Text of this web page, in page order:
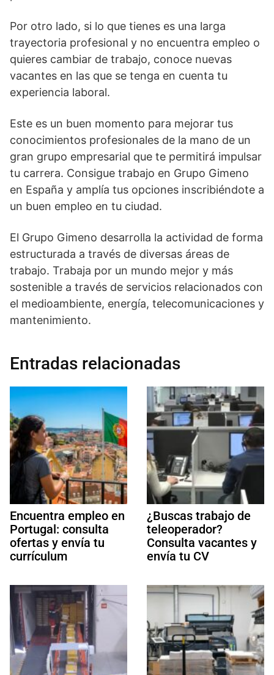
Por otro lado, si lo que tienes es una larga
trayectoria profesional y no encuentra empleo o
quieres cambiar de trabajo, conoce nuevas
vacantes en las que se tenga en cuenta tu
experiencia laboral.
Este es un buen momento para mejorar tus
conocimientos profesionales de la mano de un
gran grupo empresarial que te permitirá impulsar
tu carrera. Consigue trabajo en Grupo Gimeno
en España y amplía tus opciones inscribiéndote a
un buen empleo en tu ciudad.
El Grupo Gimeno desarrolla la actividad de forma
estructurada a través de diversas áreas de
trabajo. Trabaja por un mundo mejor y más
sostenible a través de servicios relacionados con
el medioambiente, energía, telecomunicaciones y
mantenimiento.
Entradas relacionadas
Encuentra empleo en
Portugal: consulta
ofertas y envía tu
currículum
¿Buscas trabajo de
teleoperador?
Consulta vacantes y
envía tu CV